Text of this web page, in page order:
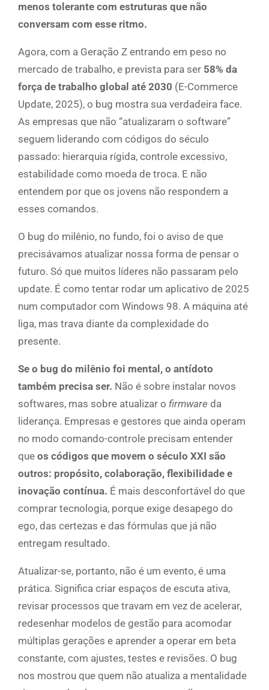
menos tolerante com estruturas que não
conversam com esse ritmo.
Agora, com a Geração Z entrando em peso no
mercado de trabalho, e prevista para ser 58% da
força de trabalho global até 2030 (E-Commerce
Update, 2025), o bug mostra sua verdadeira face.
As empresas que não “atualizaram o software”
seguem liderando com códigos do século
passado: hierarquia rígida, controle excessivo,
estabilidade como moeda de troca. E não
entendem por que os jovens não respondem a
esses comandos.
O bug do milênio, no fundo, foi o aviso de que
precisávamos atualizar nossa forma de pensar o
futuro. Só que muitos líderes não passaram pelo
update. É como tentar rodar um aplicativo de 2025
num computador com Windows 98. A máquina até
liga, mas trava diante da complexidade do
presente.
Se o bug do milênio foi mental, o antídoto
também precisa ser. Não é sobre instalar novos
softwares, mas sobre atualizar o firmware da
liderança. Empresas e gestores que ainda operam
no modo comando-controle precisam entender
que os códigos que movem o século XXI são
outros: propósito, colaboração, flexibilidade e
inovação contínua. É mais desconfortável do que
comprar tecnologia, porque exige desapego do
ego, das certezas e das fórmulas que já não
entregam resultado.
Atualizar-se, portanto, não é um evento, é uma
prática. Significa criar espaços de escuta ativa,
revisar processos que travam em vez de acelerar,
redesenhar modelos de gestão para acomodar
múltiplas gerações e aprender a operar em beta
constante, com ajustes, testes e revisões. O bug
nos mostrou que quem não atualiza a mentalidade